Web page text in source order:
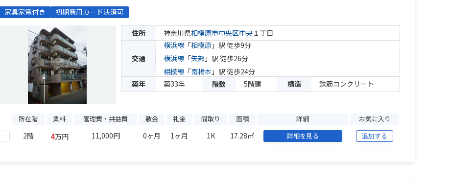
家具家電付き 初期費用カード決済可
住所 神奈川県相模原市中央区中央１丁目
交通
横浜線 「相模原 」駅 徒歩9分
横浜線 「矢部 」駅 徒歩26分
相模線 「南橋本 」駅 徒歩24分
築年
築33年 階数 5階建 構造 鉄筋コンクリート
所在階 賃料 管理費・共益費 敷金 礼金 間取り 面積 詳細 お気に入り
2階 4万円 11,000円 0ヶ月 1ヶ月 1K 17.28㎡ 詳細を見る 追加する